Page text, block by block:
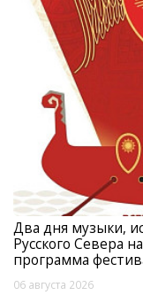
Два дня музыки,
Русского Севера
программа
06 августа 2026